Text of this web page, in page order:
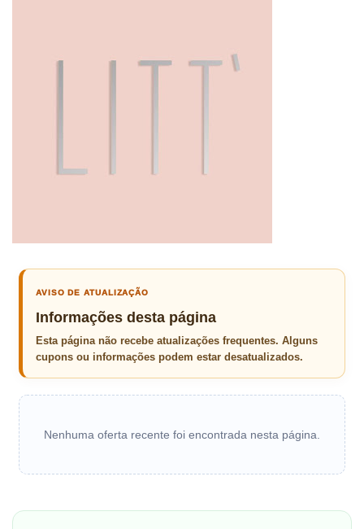
AVISO DE ATUALIZAÇÃO
Informações desta página
Esta página não recebe atualizações frequentes. Alguns
cupons ou informações podem estar desatualizados.
Nenhuma oferta recente foi encontrada nesta página.